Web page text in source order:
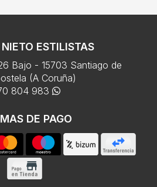
ESTILISTAS
Bajo - 15703 Santiago de
(A Coruña)
804 983
DE PAGO